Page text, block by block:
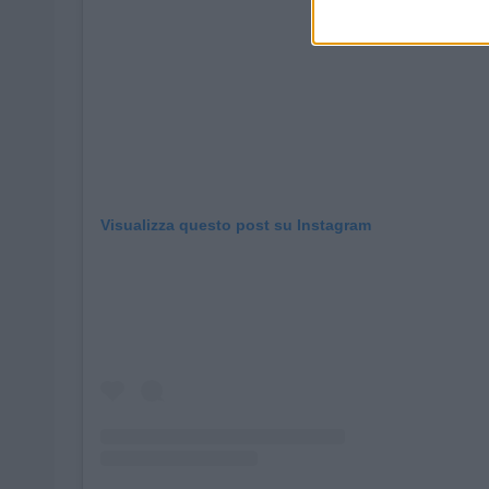
Visualizza questo post su Instagram